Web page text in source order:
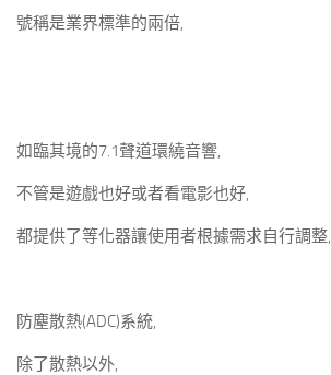
號稱是業界標準的兩倍,
如臨其境的7.1聲道環繞音響,
不管是遊戲也好或者看電影也好,
都提供了等化器讓使用者根據需求自行調整,
防塵散熱(ADC)系統,
除了散熱以外,